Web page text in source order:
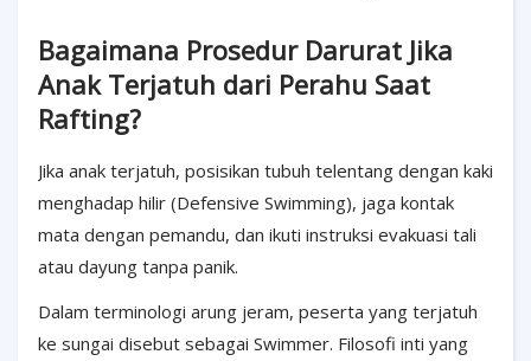
Bagaimana Prosedur Darurat Jika
Anak Terjatuh dari Perahu Saat
Rafting?
Jika anak terjatuh, posisikan tubuh telentang dengan kaki
menghadap hilir (Defensive Swimming), jaga kontak
mata dengan pemandu, dan ikuti instruksi evakuasi tali
atau dayung tanpa panik.
Dalam terminologi arung jeram, peserta yang terjatuh
ke sungai disebut sebagai Swimmer. Filosofi inti yang